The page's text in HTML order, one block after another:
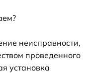
неисправности,
проведенного
установка